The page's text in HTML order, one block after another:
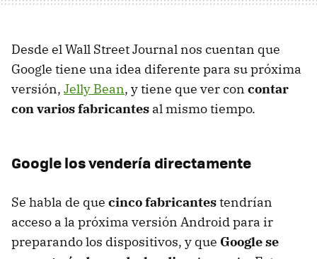
Desde el Wall Street Journal nos cuentan que
Google tiene una idea diferente para su próxima
versión, Jelly Bean, y tiene que ver con contar
con varios fabricantes al mismo tiempo.
Google los vendería directamente
Se habla de que cinco fabricantestendrían
acceso a la próxima versión Android para ir
preparando los dispositivos, y que Google se